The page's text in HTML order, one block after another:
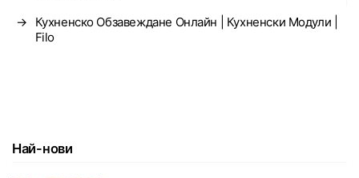
→
Кухненско Обзавеждане Онлайн | Кухненски Модули |
Filo
Най-нови